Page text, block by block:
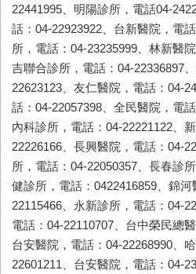
22441995、明陽診所，電話04-
話：04-22923922、台新醫院，電
所，電話：04-23235999、林新醫
吉聯合診所，電話：04-22336897
22623123、友仁醫院，電話：04-
話：04-22057398、全民醫院，電
內科診所，電話：04-22221122、
22226166、長興醫院，電話：04-
所，電話：04-22050357、長春診
健診所，電話：0422416859、錦
22115466、永新診所，電話：04-
電話：04-22110707、台中榮民總
台安醫院，電話：04-22268990、
22601211、台安醫院，電話：04-